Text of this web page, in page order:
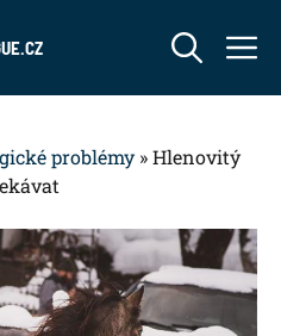
problémy »Hlenovitý